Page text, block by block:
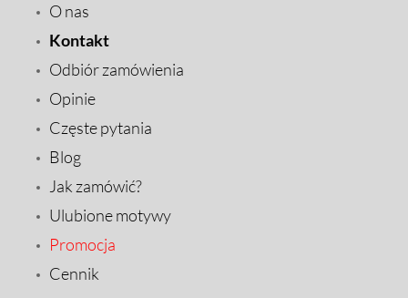
O nas
Kontakt
Odbiór zamówienia
Opinie
Częste pytania
Blog
Jak zamówić?
Ulubione motywy
Promocja
Cennik